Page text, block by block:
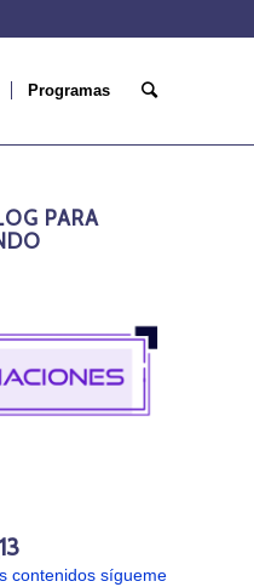
Programas
PARA
contenidos sígueme